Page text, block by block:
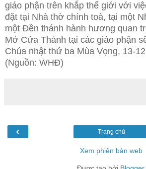
giáo phận trên khắp thế giới với
đặt tại Nhà thờ chính toà, tại một
một Đền thánh hành hương quan
Mở Cửa Thánh tại các giáo phận
Chúa nhật thứ ba Mùa Vọng, 13-
(Nguồn: WHĐ)
‹ Trang chủ
Xem phiên bản web